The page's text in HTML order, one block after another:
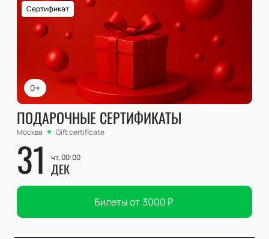
0+
Сертификат
ПОДАРОЧНЫЕ СЕРТИФИКАТЫ
Москва Gift certificate
31 чт, 00:00
ДЕК
Билеты от 3000₽